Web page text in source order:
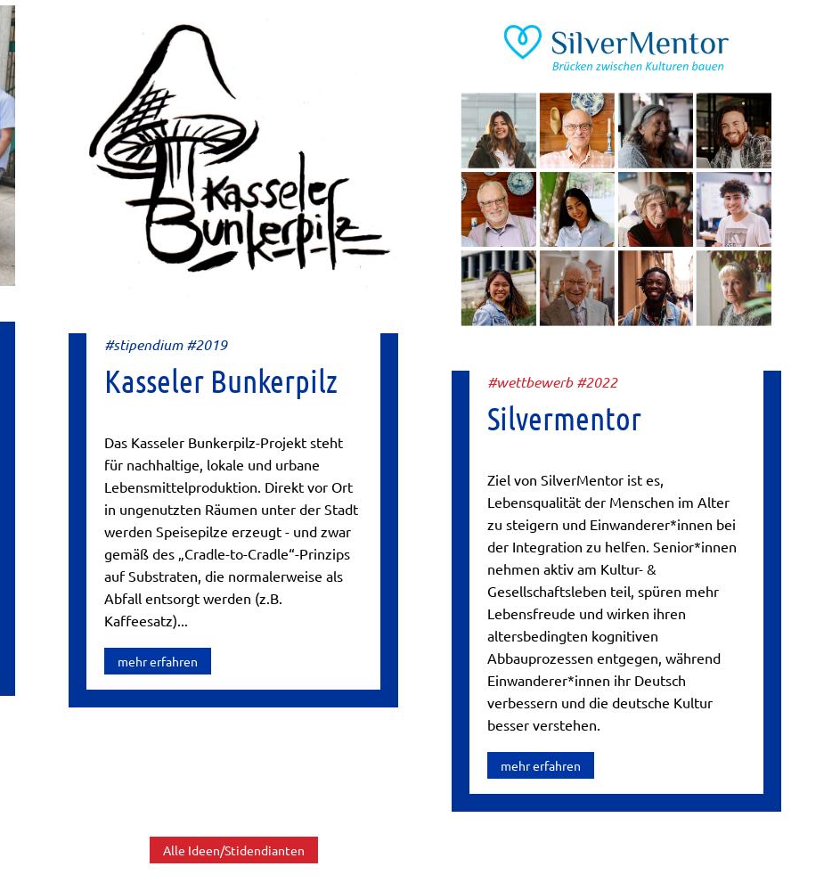
#stipendium #2019
Kasseler Bunkerpilz
Das Kasseler Bunkerpilz-Projekt steht
für nachhaltige, lokale und urbane
Lebensmittelproduktion. Direkt vor Ort
in ungenutzten Räumen unter der Stadt
werden Speisepilze erzeugt - und zwar
gemäß des „Cradle-to-Cradle“-Prinzips
auf Substraten, die normalerweise als
Abfall entsorgt werden (z.B.
Kaffeesatz)...
mehr erfahren
#wettbewerb #2022
Silvermentor
Ziel von SilverMentor ist es,
Lebensqualität der Menschen im Alter
zu steigern und Einwanderer*innen bei
der Integration zu helfen. Senior*innen
nehmen aktiv am Kultur- &
Gesellschaftsleben teil, spüren mehr
Lebensfreude und wirken ihren
altersbedingten kognitiven
Abbauprozessen entgegen, während
Einwanderer*innen ihr Deutsch
verbessern und die deutsche Kultur
besser verstehen.
mehr erfahren
Alle Ideen/Stidendianten